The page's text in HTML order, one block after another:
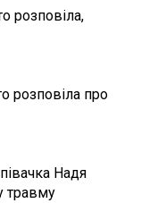
розповіла,
розповіла про
Надя
травму